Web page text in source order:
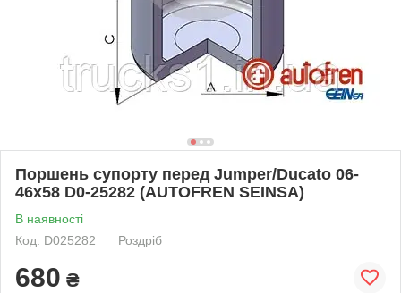
Поршень супорту перед Jumper/Ducato 06-
46x58 D0-25282 (AUTOFREN SEINSA)
В наявності
Код: D025282
Роздріб
680 ₴